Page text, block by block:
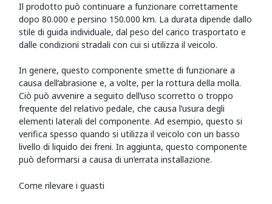
Il prodotto può continuare a funzionare correttamente
dopo 80.000 e persino 150.000 km. La durata dipende dallo
stile di guida individuale, dal peso del carico trasportato e
dalle condizioni stradali con cui si utilizza il veicolo.
In genere, questo componente smette di funzionare a
causa dell’abrasione e, a volte, per la rottura della molla.
Ciò può avvenire a seguito dell’uso scorretto o troppo
frequente del relativo pedale, che causa l’usura degli
elementi laterali del componente. Ad esempio, questo si
verifica spesso quando si utilizza il veicolo con un basso
livello di liquido dei freni. In aggiunta, questo componente
può deformarsi a causa di un’errata installazione.
Come rilevare i guasti